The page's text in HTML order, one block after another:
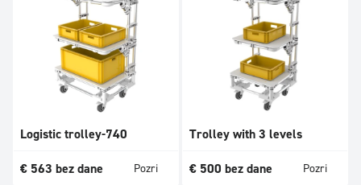
Logistic trolley-740
€ 563 bez dane Pozri
Trolley with 3 levels
€ 500 bez dane Pozri